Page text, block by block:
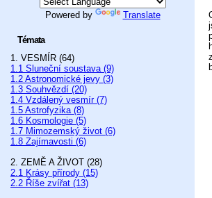
Powered by Translate
Témata
1. VESMÍR (64)
1.1 Sluneční soustava (9)
1.2 Astronomické jevy (3)
1.3 Souhvězdí (20)
1.4 Vzdálený vesmír (7)
1.5 Astrofyzika (8)
1.6 Kosmologie (5)
1.7 Mimozemský život (6)
1.8 Zajímavosti (6)
2. ZEMĚ A ŽIVOT (28)
2.1 Krásy přírody (15)
2.2 Říše zvířat (13)